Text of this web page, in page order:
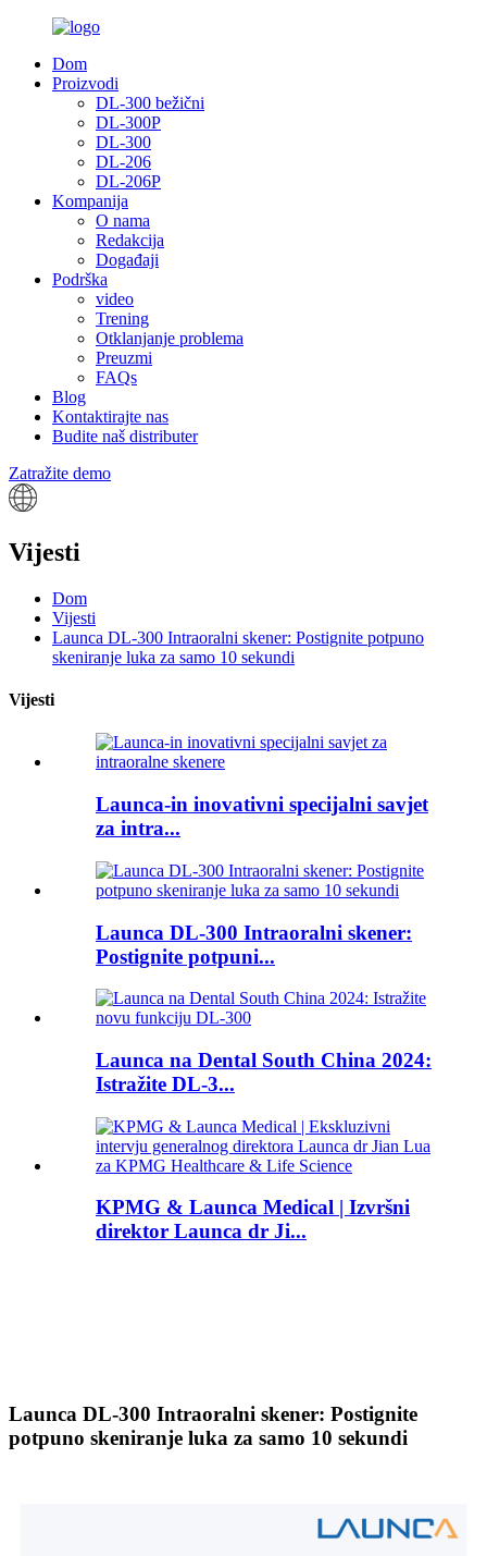
Dom
Proizvodi
DL-300 bežični
DL-300P
DL-300
DL-206
DL-206P
Kompanija
O nama
Redakcija
Događaji
Podrška
video
Trening
Otklanjanje problema
Preuzmi
FAQs
Blog
Kontaktirajte nas
Budite naš distributer
Zatražite demo
Vijesti
Dom
Vijesti
Launca DL-300 Intraoralni skener: Postignite potpuno
skeniranje luka za samo 10 sekundi
Vijesti
Launca-in inovativni specijalni savjet
za intra...
Launca DL-300 Intraoralni skener:
Postignite potpuni...
Launca na Dental South China 2024:
Istražite DL-3...
KPMG & Launca Medical | Izvršni
direktor Launca dr Ji...
Launca DL-300 Intraoralni skener: Postignite
potpuno skeniranje luka za samo 10 sekundi